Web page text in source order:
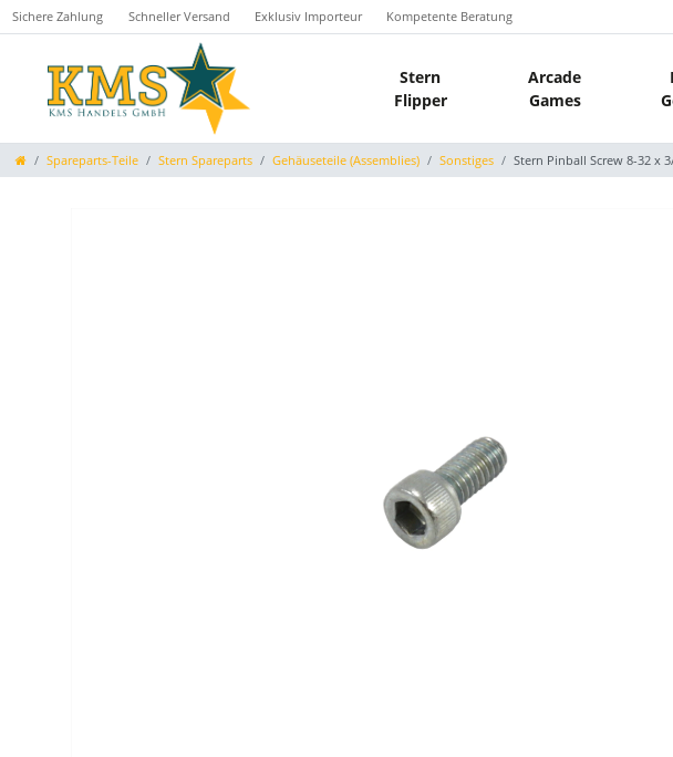
Sichere Zahlung Schneller Versand Exklusiv Importeur Kompetente Beratung
Stern
Flipper
Arcade
Games
Spareparts-Teile Stern Spareparts Gehäuseteile (Assemblies) Sonstiges Stern Pinball Screw 8-32 x